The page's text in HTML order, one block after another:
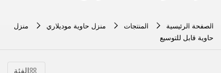
الصفحة الرئيسية المنتجات منزل حاوية موديلاري
منزل
حاوية قابل للتوسيع
الفئة